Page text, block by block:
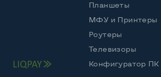
буквы на клавиатуре
клавиатура NumberPad Нет
DVD-
Планшеты
МФУ и Принтеры
Роутеры
Телевизоры
Конфигуратор ПК